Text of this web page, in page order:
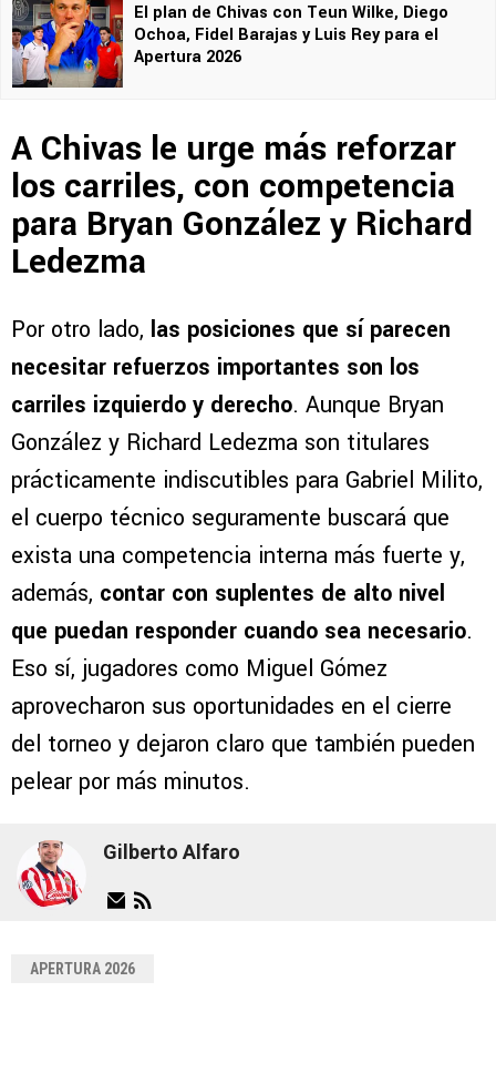
El plan de Chivas con Teun Wilke, Diego
Ochoa, Fidel Barajas y Luis Rey para el
Apertura 2026
A Chivas le urge más reforzar
los carriles, con competencia
para Bryan González y Richard
Ledezma
Por otro lado, las posiciones que sí parecen
necesitar refuerzos importantes son los
carriles izquierdo y derecho. Aunque Bryan
González y Richard Ledezma son titulares
prácticamente indiscutibles para Gabriel Milito,
el cuerpo técnico seguramente buscará que
exista una competencia interna más fuerte y,
además, contar con suplentes de alto nivel
que puedan responder cuando sea necesario.
Eso sí, jugadores como Miguel Gómez
aprovecharon sus oportunidades en el cierre
del torneo y dejaron claro que también pueden
pelear por más minutos.
Gilberto Alfaro
APERTURA 2026